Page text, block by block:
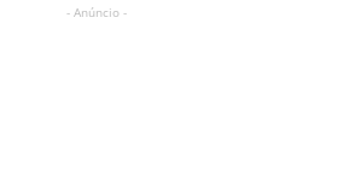
- Anúncio -